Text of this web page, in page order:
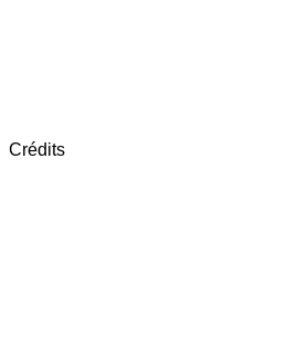
Crédits